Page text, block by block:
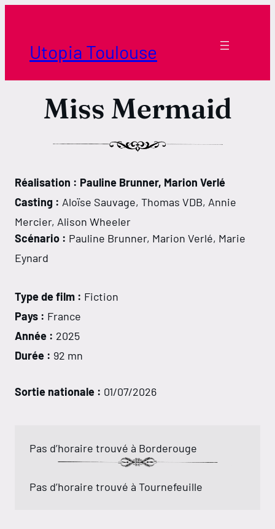
contenuUtopia Toulouse
Horaires Borderouge
Horaires Tournefeuille
Miss Mermaid
Réalisation : Pauline Brunner, Marion Verlé
Casting : Aloïse Sauvage, Thomas VDB, Annie
Mercier, Alison Wheeler
Scénario : Pauline Brunner, Marion Verlé, Marie
Eynard
Type de film : Fiction
Pays : France
Année : 2025
Durée : 92 mn
Sortie nationale : 01/07/2026
Pas d’horaire trouvé à Borderouge
Pas d’horaire trouvé à Tournefeuille